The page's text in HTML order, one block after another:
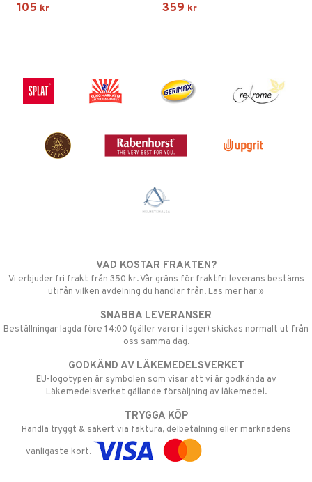
105 kr 359 kr
VAD KOSTAR FRAKTEN?
Vi erbjuder fri frakt från 350 kr. Vår gräns för fraktfri leverans bestäms
utifån vilken avdelning du handlar från. Läs mer här »
SNABBA LEVERANSER
Beställningar lagda före 14:00 (gäller varor i lager) skickas normalt ut från
oss samma dag.
GODKÄND AV LÄKEMEDELSVERKET
EU-logotypen är symbolen som visar att vi är godkända av
Läkemedelsverket gällande försäljning av läkemedel.
TRYGGA KÖP
Handla tryggt & säkert via faktura, delbetalning eller marknadens
vanligaste kort.